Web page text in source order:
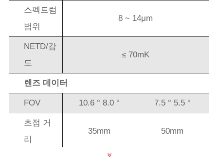
스펙트럼
범위
8 ~ 14μm
NETD/감
도
≤ 70mK
렌즈 데이터
FOV 10.6 ° 8.0 ° 7.5 ° 5.5 °
초점 거
리
35mm 50mm